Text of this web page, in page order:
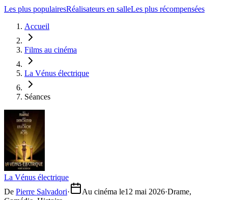
Les plus populairesRéalisateurs en salleLes plus récompensées
Accueil
Films au cinéma
La Vénus électrique
Séances
La Vénus électrique
De Pierre Salvadori· Au cinéma le12 mai 2026·Drame,